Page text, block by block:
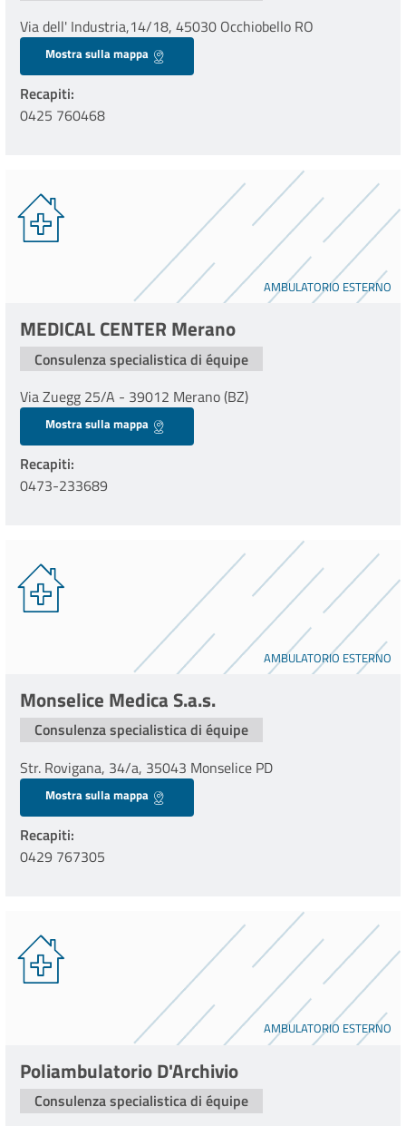
Via dell' Industria,14/18, 45030 Occhiobello RO
Mostra sulla mappa
Recapiti
0425 760468
AMBULATORIO ESTERNO
MEDICAL CENTER Merano
Consulenza specialistica di équipe
Via Zuegg 25/A - 39012 Merano (BZ)
Mostra sulla mappa
Recapiti
0473-233689
AMBULATORIO ESTERNO
Monselice Medica S.a.s.
Consulenza specialistica di équipe
Str. Rovigana, 34/a, 35043 Monselice PD
Mostra sulla mappa
Recapiti
0429 767305
AMBULATORIO ESTERNO
Poliambulatorio D'Archivio
Consulenza specialistica di équipe